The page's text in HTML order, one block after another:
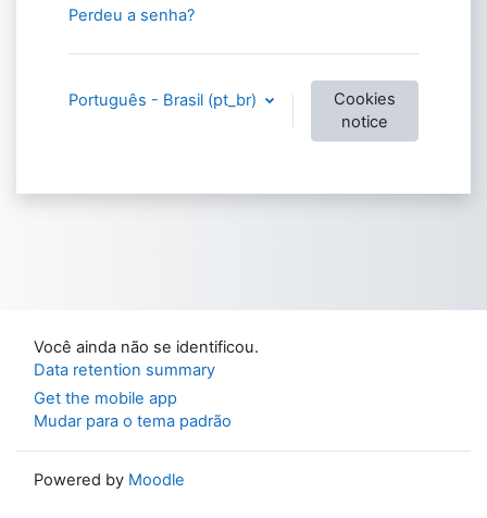
Perdeu a senha?
Português - Brasil ‎(pt_br)‎
Cookies
notice
Você ainda não se identificou.
Data retention summary
Get the mobile app
Mudar para o tema padrão
Powered by Moodle